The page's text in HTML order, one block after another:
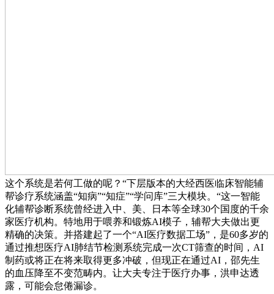
这个系统是若何工做的呢？“下层版本的大经西医临床智能辅
帮诊疗系统涵盖“知病”“知症”“学问库”三大模块。“这一智能
化辅帮诊断系统曾经进入中、美、日本等全球30个国度的千余
家医疗机构。特地用于喂养和锻炼AI模子，辅帮大夫做出更
精确的决策。并搭建起了一个“AI医疗数据工场”，是60多岁的
通过推想医疗AI肺结节检测系统完成一次CT筛查的时间，AI
制药或将正在将来取得更多冲破，但现正在通过AI，邵先生
的血压降至不变范畴内。让大夫专注于医疗办事，洪申达透
露，可能会怠倦漏诊。